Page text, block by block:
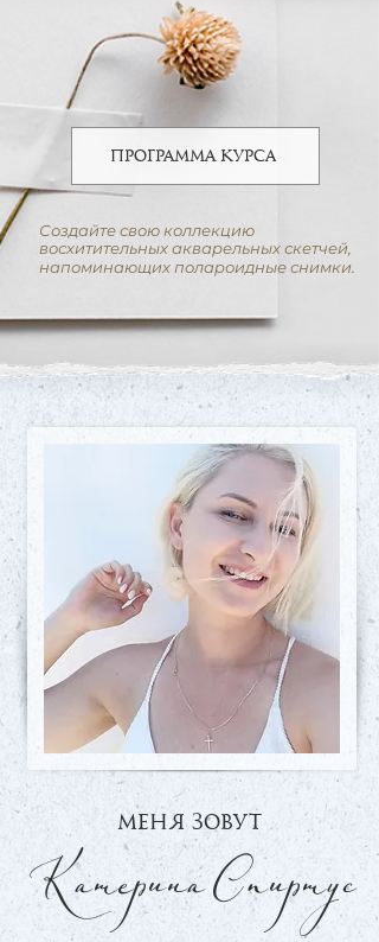
ПРОГРАММА КУРСА
Создайте свою коллекцию
восхитительныхакварельных скетчей,
напоминающих полароидные снимки.
МЕНЯ ЗОВУТ
КатеринаСпиртус